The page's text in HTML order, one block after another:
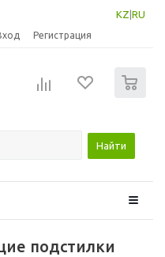
KZ RU
Регистрация
Найти
подстилки